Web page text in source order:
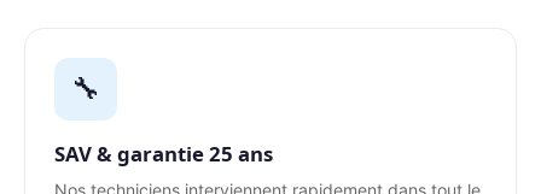
🔧
SAV & garantie 25 ans
Nos techniciens interviennent rapidement dans tout le